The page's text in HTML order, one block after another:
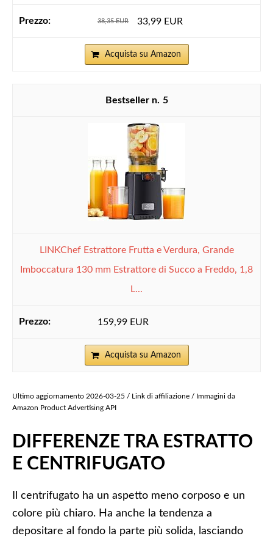
38,35 EUR 33,99 EUR
Acquista su Amazon
5
LINKChef Estrattore Frutta e Verdura, Grande
Imboccatura 130 mm Estrattore di Succo a Freddo, 1,8
L...
159,99 EUR
Acquista su Amazon
Ultimo aggiornamento 2026-03-25 / Link di affiliazione / Immagini da
Amazon Product Advertising API
DIFFERENZE TRA ESTRATTO
E CENTRIFUGATO
Il centrifugato ha un aspetto meno corposo e un
colore più chiaro. Ha anche la tendenza a
depositare al fondo la parte più solida, lasciando